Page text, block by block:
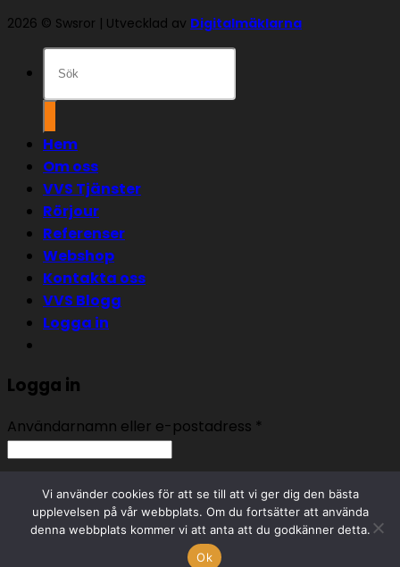
2026 © Swsror | Utvecklad av Digitalmäklarna
efter:
Hem
Om oss
VVS Tjänster
Rörjour
Referenser
Webshop
Kontakta oss
VVS Blogg
Logga in
Logga in
Användarnamn eller e-postadress *
Lösenord
*
Kom ihåg mig
Logga in
Vi använder cookies för att se till att vi ger dig den bästa
upplevelsen på vår webbplats. Om du fortsätter att använda
denna webbplats kommer vi att anta att du godkänner detta.
Ok